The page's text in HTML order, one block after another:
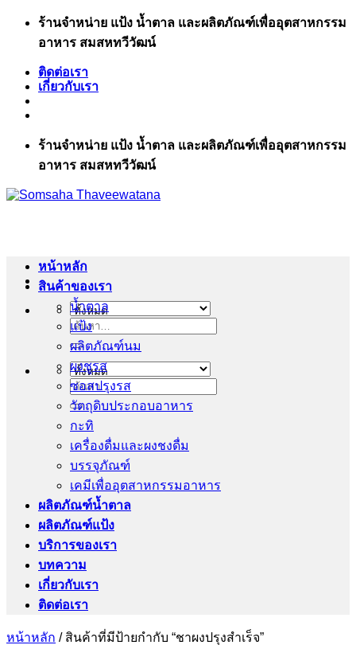
ข้าม
เนื้อหา
ร้านจำหน่าย แป้ง น้ำตาล และผลิตภัณฑ์เพื่ออุตสาหกรรม
อาหาร สมสหทวีวัฒน์
ติดต่อเรา
เกี่ยวกับเรา
ร้านจำหน่าย แป้ง น้ำตาล และผลิตภัณฑ์เพื่ออุตสาหกรรม
อาหาร สมสหทวีวัฒน์
ค้นหา:
ค้นหา:
หน้าหลัก
สินค้าของเรา
น้ำตาล
แป้ง
ผลิตภัณฑ์นม
ผงชูรส
ซอสปรุงรส
วัตถุดิบประกอบอาหาร
กะทิ
เครื่องดื่มและผงชงดื่ม
บรรจุภัณฑ์
เคมีเพื่ออุตสาหกรรมอาหาร
ผลิตภัณฑ์น้ำตาล
ผลิตภัณฑ์แป้ง
บริการของเรา
บทความ
เกี่ยวกับเรา
ติดต่อเรา
หน้าหลัก /สินค้าที่มีป้ายกำกับ “ชาผงปรุงสำเร็จ”